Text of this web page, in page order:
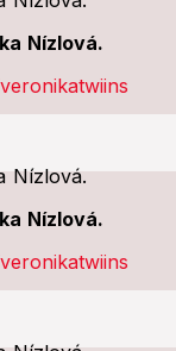
Nízlová.
Nízlová.